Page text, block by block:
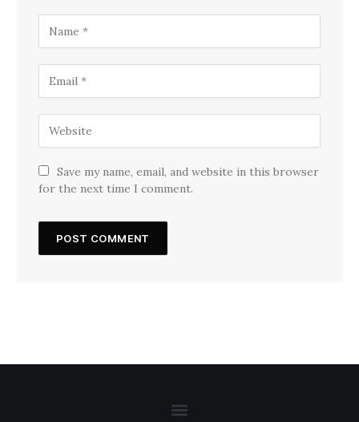
Save my name, email, and website in this browser
for the next time I comment.